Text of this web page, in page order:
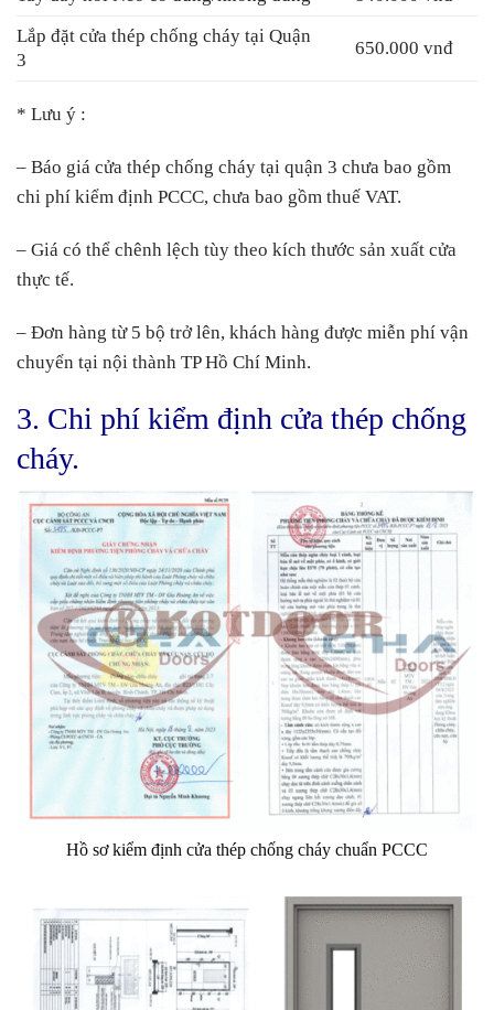
Lắp đặt cửa thép chống cháy tại Quận
3
650.000 vnđ
* Lưu ý :
– Báo giá cửa thép chống cháy tại quận 3 chưa bao gồm
chi phí kiểm định PCCC, chưa bao gồm thuế VAT.
– Giá có thể chênh lệch tùy theo kích thước sản xuất cửa
thực tế.
– Đơn hàng từ 5 bộ trở lên, khách hàng được miễn phí vận
chuyển tại nội thành TP Hồ Chí Minh.
3. Chi phí kiểm định cửa thép chống
cháy.
Hồ sơ kiểm định cửa thép chống cháy chuẩn PCCC